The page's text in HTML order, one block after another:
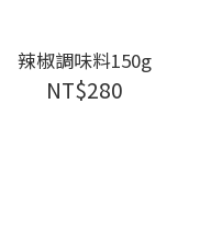
辣椒調味料150g
NT$280